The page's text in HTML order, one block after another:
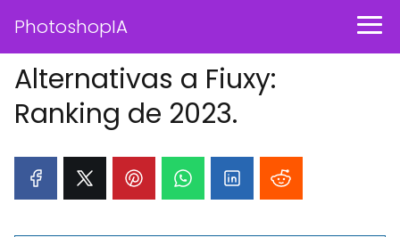
PhotoshopIA
Alternativas a Fiuxy:
Ranking de 2023.